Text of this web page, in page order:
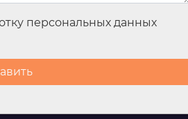
Офис
персональных данных